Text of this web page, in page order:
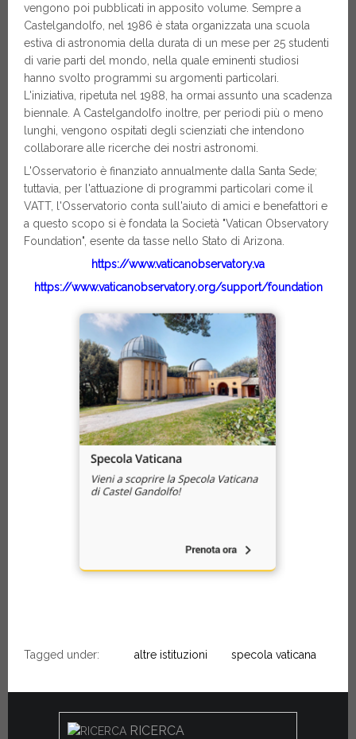
vengono poi pubblicati in apposito volume. Sempre a
Castelgandolfo, nel 1986 è stata organizzata una scuola
estiva di astronomia della durata di un mese per 25 studenti
di varie parti del mondo, nella quale eminenti studiosi
hanno svolto programmi su argomenti particolari.
L'iniziativa, ripetuta nel 1988, ha ormai assunto una scadenza
biennale. A Castelgandolfo inoltre, per periodi più o meno
lunghi, vengono ospitati degli scienziati che intendono
collaborare alle ricerche dei nostri astronomi.
L'Osservatorio è finanziato annualmente dalla Santa Sede;
tuttavia, per l'attuazione di programmi particolari come il
VATT, l'Osservatorio conta sull'aiuto di amici e benefattori e
a questo scopo si è fondata la Società "Vatican Observatory
Foundation", esente da tasse nello Stato di Arizona.
https://www.vaticanobservatory.va
https://www.vaticanobservatory.org/support/foundation
Tagged under: altre istituzioni specola vaticana
RICERCA